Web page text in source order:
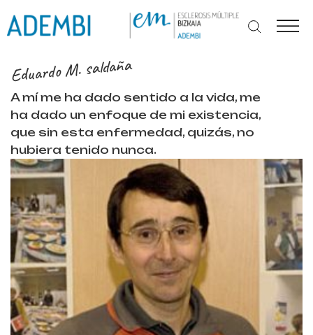
al
Eduardo M. saldaña
A mí me ha dado sentido a la vida, me
ha dado un enfoque de mi existencia,
que sin esta enfermedad, quizás, no
hubiera tenido nunca.